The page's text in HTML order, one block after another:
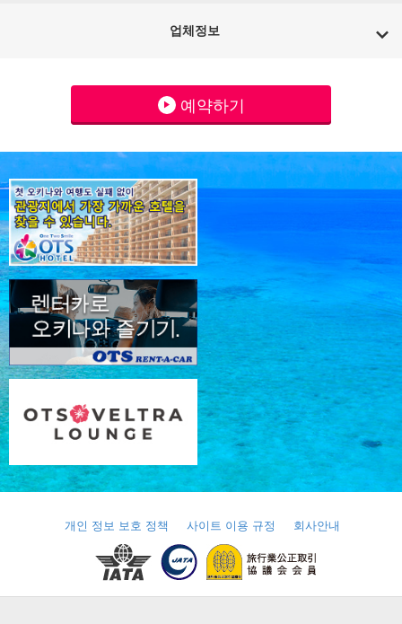
업체정보
예약하기
개인 정보 보호 정책 사이트 이용 규정 회사안내